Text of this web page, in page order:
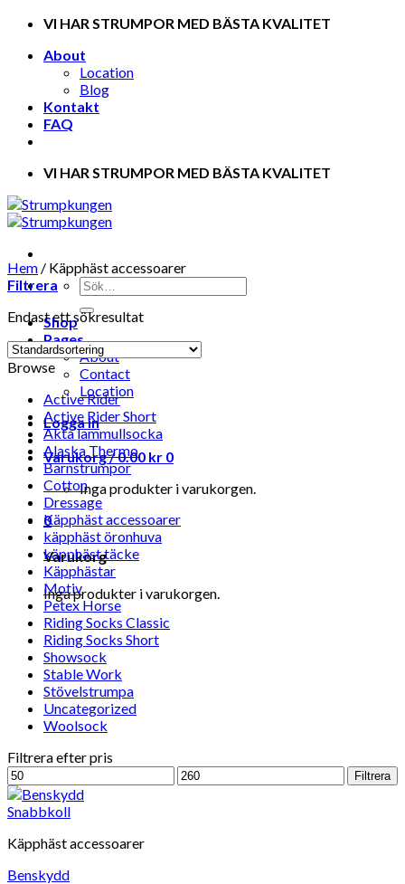
Skip
content
VI HAR STRUMPOR MED BÄSTA KVALITET
About
Location
Blog
Kontakt
FAQ
VI HAR STRUMPOR MED BÄSTA KVALITET
Shop
Pages
About
Contact
Location
Logga in
Varukorg /0.00 kr 0
Inga produkter i varukorgen.
0
Varukorg
Inga produkter i varukorgen.
Hem / Käpphäst accessoarer
Filtrera
Endast ett sökresultat
Browse
Active Rider
Active Rider Short
Äkta lammullsocka
Alaska Thermo
Barnstrumpor
Cotton
Dressage
Käpphäst accessoarer
käpphäst öronhuva
käpphäst täcke
Käpphästar
Motiv
Petex Horse
Riding Socks Classic
Riding Socks Short
Showsock
Stable Work
Stövelstrumpa
Uncategorized
Woolsock
Filtrera efter pris
Min
pris
Max
pris
Filtrera
Snabbkoll
Käpphäst accessoarer
Benskydd